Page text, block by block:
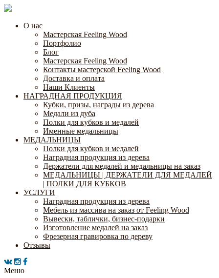
О нас
Мастерская Feeling Wood
Портфолио
Блог
Мастерская Feeling Wood
Контакты мастерской Feeling Wood
Доставка и оплата
Наши Клиенты
НАГРАДНАЯ ПРОДУКЦИЯ
Кубки, призы, награды из дерева
Медали из дуба
Полки для кубков и медалей
Именные медальницы
МЕДАЛЬНИЦЫ
Полки для кубков и медалей
Наградная продукция из дерева
Держатели для медалей и медальницы на заказ
МЕДАЛЬНИЦЫ | ДЕРЖАТЕЛИ ДЛЯ МЕДАЛЕЙ
| ПОЛКИ ДЛЯ КУБКОВ
УСЛУГИ
Наградная продукция из дерева
Мебель из массива на заказ от Feeling Wood
Вывески, таблички, бизнес-подарки
Изготовление медалей на заказ
Фрезерная гравировка по дереву
Отзывы
Меню